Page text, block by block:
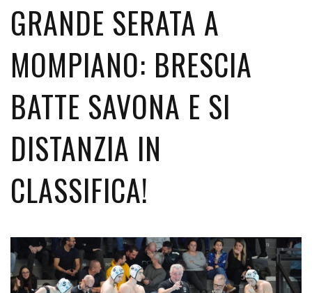
GRANDE SERATA A
MOMPIANO: BRESCIA
BATTE SAVONA E SI
DISTANZIA IN
CLASSIFICA!